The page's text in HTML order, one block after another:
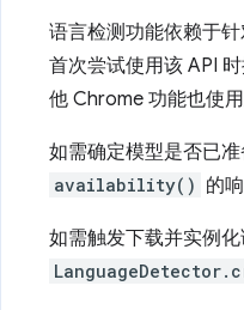
语言检测功能依赖于
首次尝试使用该 API
他 Chrome 功能也使用
如需确定模型是否已
availability() 的
如需触发下载并实例